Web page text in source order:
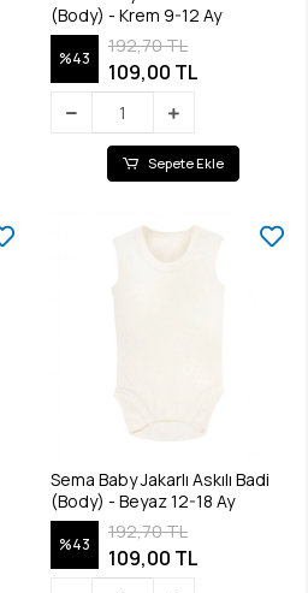
(Body) - Krem 9-12 Ay
%43
192,70 TL
109,00 TL
Sepete Ekle
Sema Baby Jakarlı Askılı Badi
(Body) - Beyaz 12-18 Ay
%43
192,70 TL
109,00 TL